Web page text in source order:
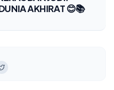
AKHIRAT 😊📚